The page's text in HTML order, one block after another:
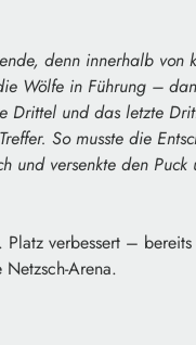
denn innerhalb
Wölfe in Führung –
Drittel und das letzte
So musste die
und versenkte den Puck
verbessert –
Arena.